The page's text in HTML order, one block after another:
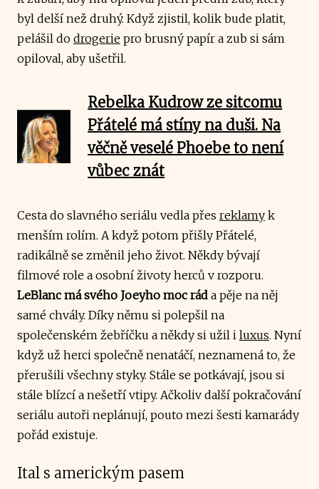
byl delší než druhý. Když zjistil, kolik bude platit,
pelášil do drogerie pro brusný papír a zub si sám
opiloval, aby ušetřil.
Rebelka Kudrow ze sitcomu
Přátelé má stíny na duši. Na
věčně veselé Phoebe to není
vůbec znát
Cesta do slavného seriálu vedla přes reklamy k
menším rolím. A když potom přišly Přátelé,
radikálně se změnil jeho život. Někdy bývají
filmové role a osobní životy herců v rozporu.
LeBlanc má svého Joeyho moc rád a pěje na něj
samé chvály. Díky němu si polepšil na
společenském žebříčku a někdy si užil i luxus. Nyní
když už herci společně nenatáčí, neznamená to, že
přerušili všechny styky. Stále se potkávají, jsou si
stále blízcí a nešetří vtipy. Ačkoliv další pokračování
seriálu autoři neplánují, pouto mezi šesti kamarády
pořád existuje.
Ital s americkým pasem